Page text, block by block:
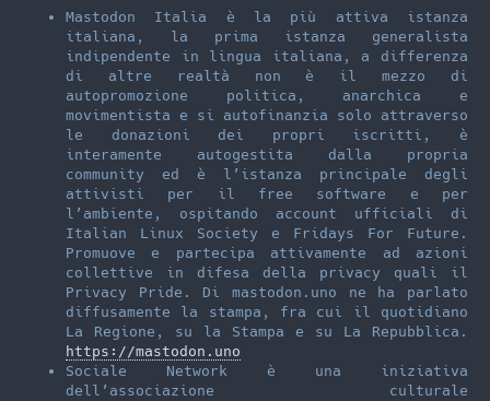
Mastodon Italia è la più attiva istanza
italiana, la prima istanza generalista
indipendente in lingua italiana, a differenza
di altre realtà non è il mezzo di
autopromozione politica, anarchica e
movimentista e si autofinanzia solo attraverso
le donazioni dei propri iscritti, è
interamente autogestita dalla propria
community ed è l’istanza principale degli
attivisti per il free software e per
l’ambiente, ospitando account ufficiali di
Italian Linux Society e Fridays For Future.
Promuove e partecipa attivamente ad azioni
collettive in difesa della privacy quali il
Privacy Pride. Di mastodon.uno ne ha parlato
diffusamente la stampa, fra cui il quotidiano
La Regione, su la Stampa e su La Repubblica.
https://mastodon.uno
Sociale Network è una iniziativa
dell’associazione culturale